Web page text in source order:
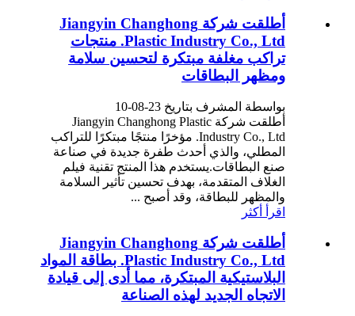
أطلقت شركة Jiangyin Changhong
Plastic Industry Co., Ltd. منتجات
تراكب مغلفة مبتكرة لتحسين سلامة
ومظهر البطاقات
بواسطة المشرف بتاريخ 23-08-10
أطلقت شركة Jiangyin Changhong Plastic
Industry Co., Ltd. مؤخرًا منتجًا مبتكرًا للتراكب
المطلي، والذي أحدث طفرة جديدة في صناعة
صنع البطاقات.يستخدم هذا المنتج تقنية فيلم
الغلاف المتقدمة، بهدف تحسين تأثير السلامة
والمظهر للبطاقة، وقد أصبح ...
اقرأ أكثر
أطلقت شركة Jiangyin Changhong
Plastic Industry Co., Ltd. بطاقة المواد
البلاستيكية المبتكرة، مما أدى إلى قيادة
الاتجاه الجديد لهذه الصناعة